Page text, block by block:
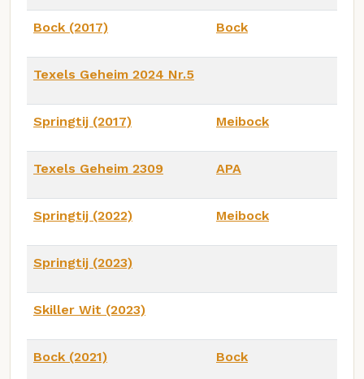
Bock (2017) Bock
Texels Geheim 2024 Nr.5
Springtij (2017) Meibock
Texels Geheim 2309 APA
Springtij (2022) Meibock
Springtij (2023)
Skiller Wit (2023)
Bock (2021) Bock